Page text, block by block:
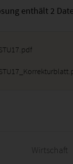
enthält 2
Wirtschaft